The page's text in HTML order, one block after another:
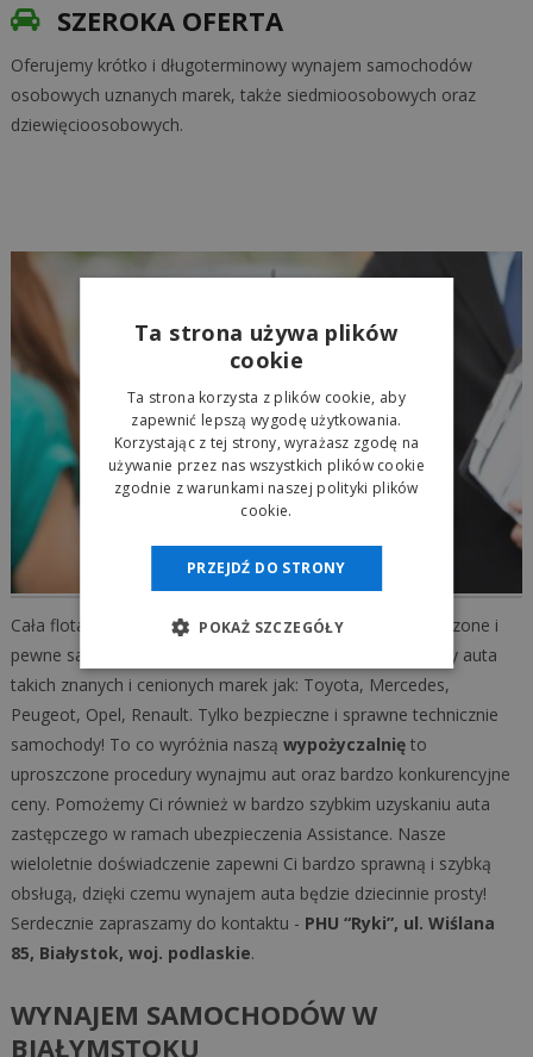
SZEROKA OFERTA
Oferujemy krótko i długoterminowy wynajem samochodów
osobowych uznanych marek, także siedmioosobowych oraz
dziewięcioosobowych.
Cała flota aut naszejautowypożyczalnito tylko sprawdzone i
pewne samochody. W naszej ofercie wynajmu posiadamy auta
takich znanych i cenionych marek jak: Toyota, Mercedes,
Peugeot, Opel, Renault. Tylko bezpieczne i sprawne technicznie
samochody! To co wyróżnia naszą wypożyczalnięto
uproszczone procedury wynajmu aut oraz bardzo konkurencyjne
ceny. Pomożemy Ci również w bardzo szybkim uzyskaniu auta
zastępczego w ramach ubezpieczenia Assistance. Nasze
wieloletnie doświadczenie zapewni Ci bardzo sprawną i szybką
obsługą, dzięki czemu wynajem auta będzie dziecinnie prosty!
Serdecznie zapraszamy do kontaktu - PHU “Ryki”, ul. Wiślana
85, Białystok, woj. podlaskie.
WYNAJEM SAMOCHODÓW W
BIAŁYMSTOKU
Ta strona używa plików
cookie
Ta strona korzysta z plików cookie, aby
zapewnić lepszą wygodę użytkowania.
Korzystając z tej strony, wyrażasz zgodę na
używanie przez nas wszystkich plików cookie
zgodnie z warunkami naszej polityki plików
cookie.
PRZEJDŹ DO STRONY
POKAŻ SZCZEGÓŁY